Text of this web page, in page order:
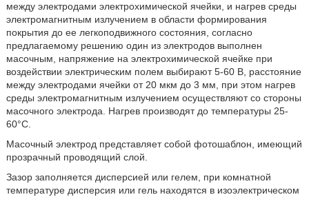
между электродами электрохимической ячейки, и нагрев среды
электромагнитным излучением в области формирования
покрытия до ее легкоподвижного состояния, согласно
предлагаемому решению один из электродов выполнен
масочным, напряжение на электрохимической ячейке при
воздействии электрическим полем выбирают 5-60 В, расстояние
между электродами ячейки от 20 мкм до 3 мм, при этом нагрев
среды электромагнитным излучением осуществляют со стороны
масочного электрода. Нагрев производят до температуры 25-
60°С.
Масочный электрод представляет собой фотошаблон, имеющий
прозрачный проводящий слой.
Зазор заполняется дисперсией или гелем, при комнатной
температуре дисперсия или гель находятся в изоэлектрическом